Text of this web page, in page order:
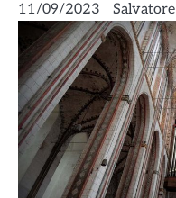
11/09/2023 Salvatore